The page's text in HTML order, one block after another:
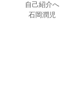
自己紹介へ
石岡潤児